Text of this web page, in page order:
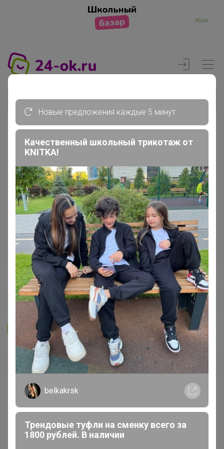
Жми
Реклама
Главная
Вход
Запомнить Забыли пароль?
Войти
Войти с помощью других сервисов
Новые предложения каждые 5 минут
Качественный школьный трикотаж от
KNITKA!
belkakrsk
Трендовые туфли на сменку всего за
1800 рублей. В наличии